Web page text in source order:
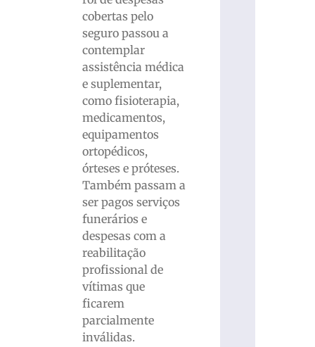
cobertas pelo
seguro passou a
contemplar
assistência médica
e suplementar,
como fisioterapia,
medicamentos,
equipamentos
ortopédicos,
órteses e próteses.
Também passam a
ser pagos serviços
funerários e
despesas com a
reabilitação
profissional de
vítimas que
ficarem
parcialmente
inválidas.